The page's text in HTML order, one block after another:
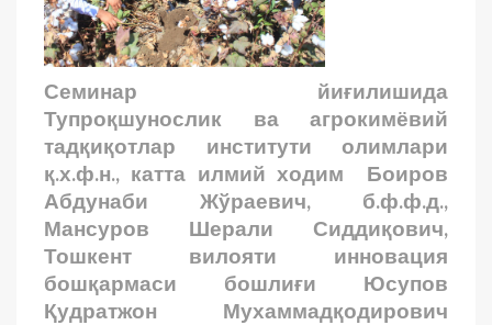
Семинар йиғилишида
Тупроқшунослик ва агрокимёвий
тадқиқотлар институти олимлари
қ.х.ф.н., катта илмий ходим Боиров
Абдунаби Жўраевич, б.ф.ф.д.,
Мансуров Шерали Сиддиқович,
Тошкент вилояти инновация
бошқармаси бошлиғи Юсупов
Қудратжон Мухаммадқодирович